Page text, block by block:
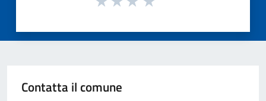
Contatta il comune